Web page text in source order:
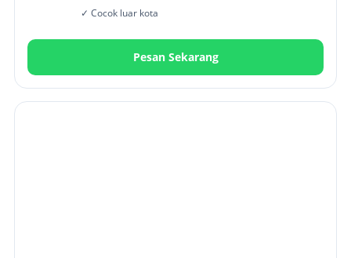
✓ Cocok luar kota
Pesan Sekarang